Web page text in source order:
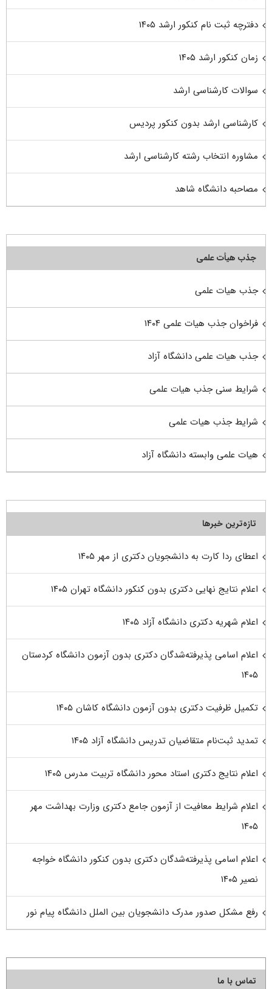
دفترچه ثبت نام کنکور ارشد ۱۴۰۵
زمان کنکور ارشد ۱۴۰۵
سوالات کارشناسی ارشد
کارشناسی ارشد بدون کنکور پردیس
مشاوره انتخاب رشته کارشناسی ارشد
مصاحبه دانشگاه شاهد
جذب هیأت علمی
جذب هیات علمی
فراخوان جذب هیات علمی ۱۴۰۴
جذب هیات علمی دانشگاه آزاد
شرایط سنی جذب هیات علمی
شرایط جذب هیات علمی
هیات علمی وابسته دانشگاه آزاد
تازه‌ترین خبرها
اعطای ردا کارت به دانشجویان دکتری از مهر ۱۴۰۵
اعلام نتایج نهایی دکتری بدون کنکور دانشگاه تهران ۱۴۰۵
اعلام شهریه دکتری دانشگاه آزاد ۱۴۰۵
اعلام اسامی پذیرفته‌شدگان دکتری بدون آزمون دانشگاه کردستان
۱۴۰۵
تکمیل ظرفیت دکتری بدون آزمون دانشگاه کاشان ۱۴۰۵
تمدید ثبت‌نام متقاضیان تدریس دانشگاه آزاد ۱۴۰۵
اعلام نتایج دکتری استاد محور دانشگاه تربیت مدرس ۱۴۰۵
اعلام شرایط معافیت از آزمون جامع دکتری وزارت بهداشت مهر
۱۴۰۵
اعلام اسامی پذیرفته‌شدگان دکتری بدون کنکور دانشگاه خواجه
نصیر ۱۴۰۵
رفع مشکل صدور مدرک دانشجویان بین الملل دانشگاه پیام نور
تماس با ما